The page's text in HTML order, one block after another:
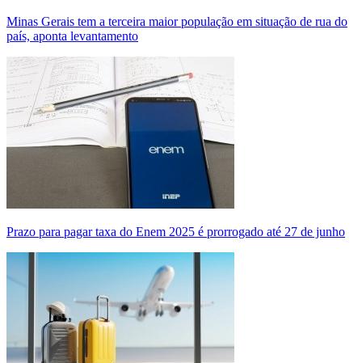
Minas Gerais tem a terceira maior população em situação de rua do
país, aponta levantamento
Prazo para pagar taxa do Enem 2025 é prorrogado até 27 de junho